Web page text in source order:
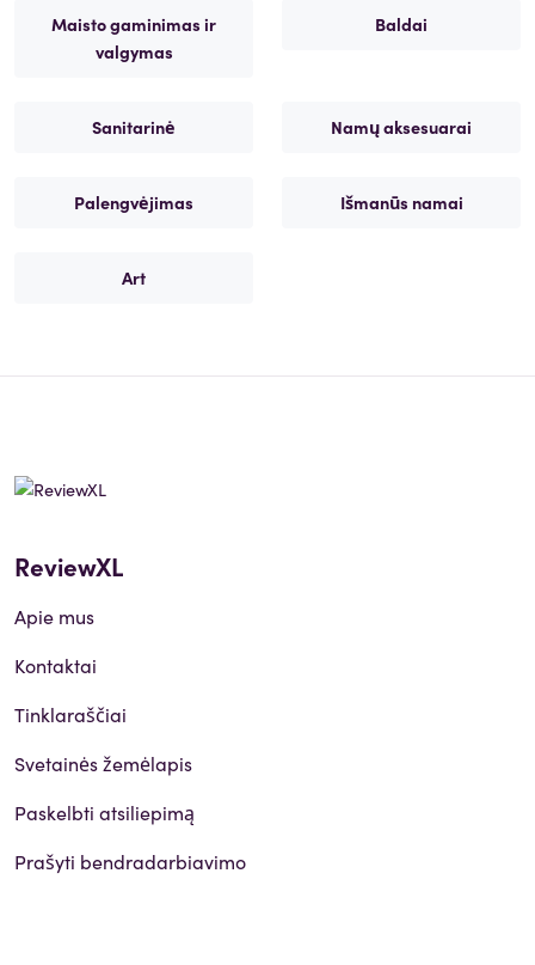
Maisto gaminimas ir
valgymas
Baldai
Sanitarinė Namų aksesuarai
Palengvėjimas Išmanūs namai
Art
ReviewXL
Apie mus
Kontaktai
Tinklaraščiai
Svetainės žemėlapis
Paskelbti atsiliepimą
Prašyti bendradarbiavimo